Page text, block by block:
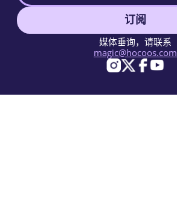
订阅
媒体垂询，请联系
magic@hocoos.com